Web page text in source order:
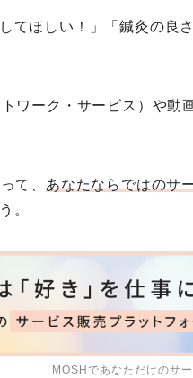
てほしい！」「鍼灸の良
ワーク・サービス）や動
て、 あなたならではのサ
。
MOSHであなただけのサ